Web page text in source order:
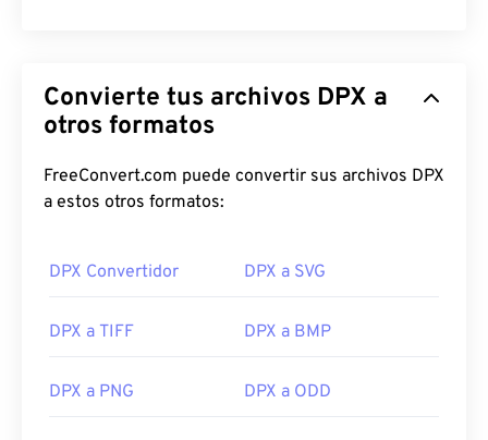
Convierte tus archivos DPX a
otros formatos
FreeConvert.com puede convertir sus archivos DPX
a estos otros formatos:
DPX Convertidor DPX a SVG
DPX a TIFF DPX a BMP
DPX a PNG DPX a ODD